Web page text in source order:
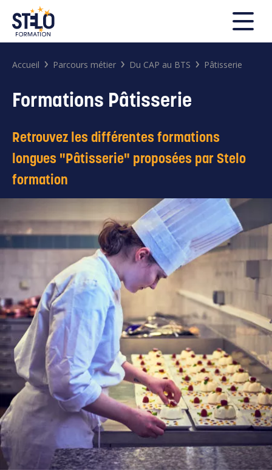
FERMER
Rechercher
for:
Accueil › Parcours métier › Du CAP au BTS › Pâtisserie
Formations Pâtisserie
Retrouvez les différentes formations
longues "Pâtisserie" proposées par Stelo
formation